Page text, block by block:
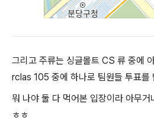
그리고 주류는 싱글몰트 CS 류 중에
rclas 105 중에 하나로 팀원들 투표를
뭐 나야 둘 다 먹어본 입장이라 아무
ㅎㅎ